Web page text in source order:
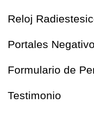
Reloj
Portales
Formulario de
Testimonio